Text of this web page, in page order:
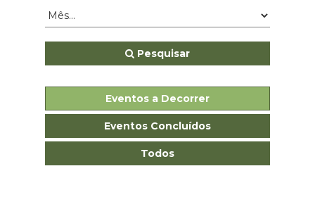
Pesquisar
Eventos a Decorrer
Eventos Concluídos
Todos